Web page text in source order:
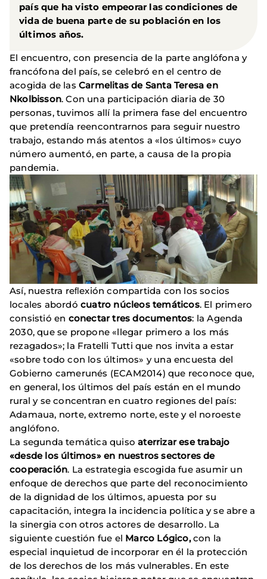
país que ha visto empeorar las condiciones de
vida de buena parte de su población en los
últimos años.
El encuentro, con presencia de la parte anglófona y
francófona del país, se celebró en el centro de
acogida de las Carmelitas de Santa Teresa en
Nkolbisson. Con una participación diaria de 30
personas, tuvimos allí la primera fase del encuentro
que pretendía reencontrarnos para seguir nuestro
trabajo, estando más atentos a «los últimos» cuyo
número aumentó, en parte, a causa de la propia
pandemia.
Así, nuestra reﬂexión compartida con los socios
locales abordó cuatro núcleos temáticos. El primero
consistió en conectar tres documentos: la Agenda
2030, que se propone «llegar primero a los más
rezagados»; la Fratelli Tutti que nos invita a estar
«sobre todo con los últimos» y una encuesta del
Gobierno camerunés (ECAM2014) que reconoce que,
en general, los últimos del país están en el mundo
rural y se concentran en cuatro regiones del país:
Adamaua, norte, extremo norte, este y el noroeste
anglófono.
La segunda temática quiso aterrizar ese trabajo
«desde los últimos» en nuestros sectores de
cooperación. La estrategia escogida fue asumir un
enfoque de derechos que parte del reconocimiento
de la dignidad de los últimos, apuesta por su
capacitación, integra la incidencia política y se abre a
la sinergia con otros actores de desarrollo. La
siguiente cuestión fue el Marco Lógico,con la
especial inquietud de incorporar en él la protección
de los derechos de los más vulnerables. En este